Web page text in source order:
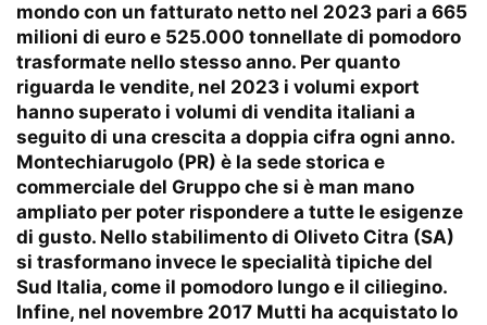
mondo con un fatturato netto nel 2023 pari a 665
milioni di euro e 525.000 tonnellate di pomodoro
trasformate nello stesso anno. Per quanto
riguarda le vendite, nel 2023 i volumi export
hanno superato i volumi di vendita italiani a
seguito di una crescita a doppia cifra ogni anno.
Montechiarugolo (PR) è la sede storica e
commerciale del Gruppo che si è man mano
ampliato per poter rispondere a tutte le esigenze
di gusto. Nello stabilimento di Oliveto Citra (SA)
si trasformano invece le specialità tipiche del
Sud Italia, come il pomodoro lungo e il ciliegino.
Infine, nel novembre 2017 Mutti ha acquistato lo